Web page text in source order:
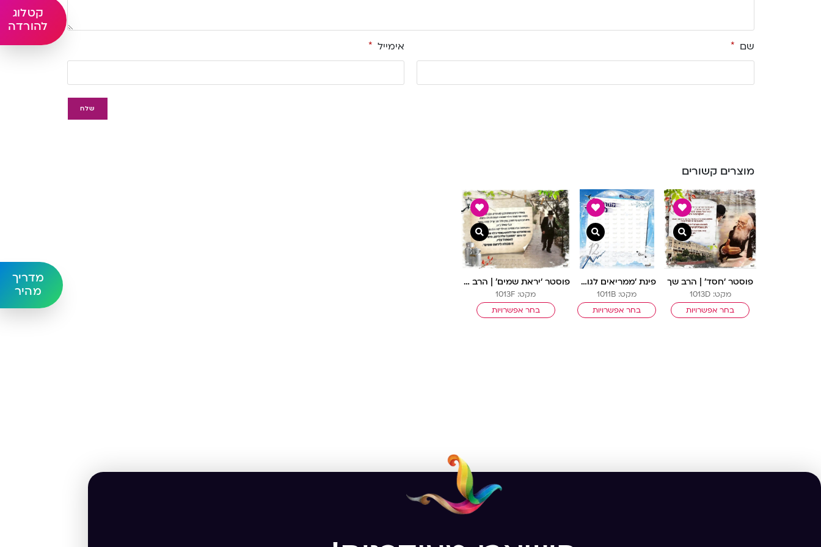
קטלוג
להורדה
מדריך
מהיר
שם * אימייל *
מוצרים קשורים
פוסטר ‘חסד’ | הרב שך
מקט: 1013D
בחר אפשרויות
צפייה מהירה
פינת ‘ממריאים לגובה’ | אל עול מצוות
מקט: 1011B
בחר אפשרויות
צפייה מהירה
פוסטר ‘יראת שמים’ | הרב שך
מקט: 1013F
בחר אפשרויות
צפייה מהירה